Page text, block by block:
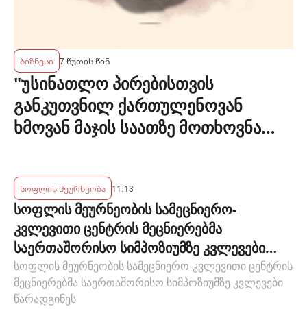
ბიზნესი 7 წუთის წინ
"უსინათლო პირებისთვის
განკუთვნილ ქართულენოვან
ხმოვან მაჯის საათზე მოთხოვნა
სოფლის მეურნეობა 11:13
სოფლის მეურნეობის სამეცნიერო-
კვლევითი ცენტრის მეცნიერებმა
საერთაშორისო სიმპოზიუმზე კვლევები
წარადგინეს
სოფლის მეურნეობის სამეცნიერო-კვლევითი ცენტრის
მეცნიერებმა საერთაშორისო სიმპოზიუმზე კვლევები
წარადგინეს